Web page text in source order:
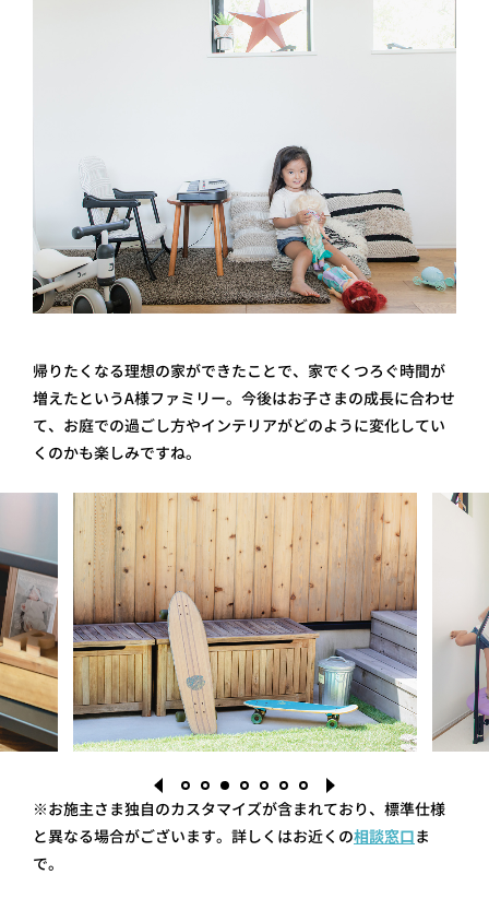
帰りたくなる理想の家ができたことで、家でくつろぐ時間が
増えたというA様ファミリー。今後はお子さまの成長に合わせ
て、お庭での過ごし方やインテリアがどのように変化してい
くのかも楽しみですね。
※お施主さま独自のカスタマイズが含まれており、標準仕様
と異なる場合がございます。詳しくはお近くの相談窓口ま
で。